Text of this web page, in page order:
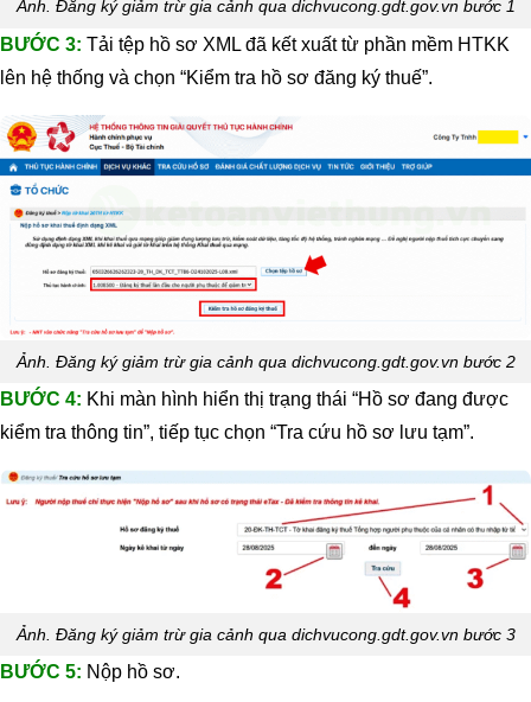
Ảnh. Đăng ký giảm trừ gia cảnh qua dichvucong.gdt.gov.vn bước 1
BƯỚC 3: Tải tệp hồ sơ XML đã kết xuất từ phần mềm HTKK
lên hệ thống và chọn “Kiểm tra hồ sơ đăng ký thuế”.
Ảnh. Đăng ký giảm trừ gia cảnh qua dichvucong.gdt.gov.vn bước 2
BƯỚC 4: Khi màn hình hiển thị trạng thái “Hồ sơ đang được
kiểm tra thông tin”, tiếp tục chọn “Tra cứu hồ sơ lưu tạm”.
Ảnh. Đăng ký giảm trừ gia cảnh qua dichvucong.gdt.gov.vn bước 3
BƯỚC 5: Nộp hồ sơ.